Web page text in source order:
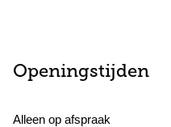
Openingstijden
Alleen op afspraak